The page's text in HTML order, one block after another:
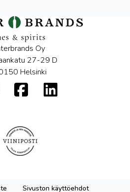
Oy
27-29 D
Helsinki
Sivuston käyttöehdot